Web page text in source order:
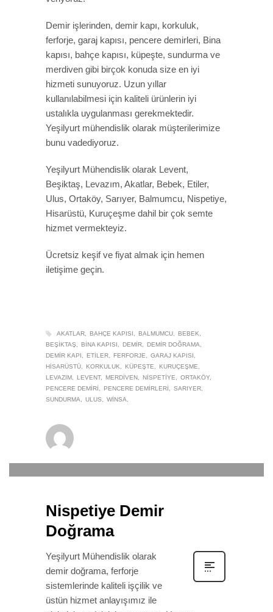
Demir işlerinden, demir kapı, korkuluk,
ferforje, garaj kapısı, pencere demirleri, Bina
kapısı, bahçe kapısı, küpeşte, sundurma ve
merdiven gibi birçok konuda size en iyi
hizmeti sunuyoruz. Uzun yıllar
kullanılabilmesi için kaliteli ürünlerin iyi
ustalıkla uygulanması gerekmektedir.
Yeşilyurt mühendislik olarak müşterilerimize
bunu vadediyoruz.
Yeşilyurt Mühendislik olarak Levent,
Beşiktaş, Levazım, Akatlar, Bebek, Etiler,
Ulus, Ortaköy, Sarıyer, Balmumcu, Nispetiye,
Hisarüstü, Kuruçeşme dahil bir çok semte
hizmet vermekteyiz.
Ücretsiz keşif ve fiyat almak için hemen
iletişime geçin.
AKATLAR BAHÇE KAPISI BALMUMCU
BEBEK
BEŞIKTAŞ
BINA KAPISI DEMIR
DEMIR DOĞRAMA
DEMIR KAPI
ETILER FERFORJE
GARAJ KAPISI
HISARÜSTÜ
KORKULUK KÜPEŞTE
KURUÇEŞME
LEVAZIM
LEVENT MERDIVEN NISPETIYE
ORTAKÖY
PENCERE DEMIRI
PENCERE DEMIRLERI
SARIYER
SUNDURMA
ULUS WINSA
Nispetiye Demir
Doğrama
Yeşilyurt Mühendislik olarak
demir doğrama, ferforje
sistemlerinde kaliteli işçilik ve
üstün hizmet anlayışımız ile